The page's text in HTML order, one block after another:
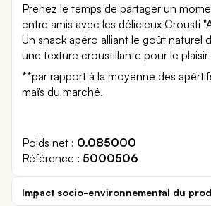
Prenez le temps de partager un
entre amis avec les délicieux Crousti
Un snack apéro alliant le goût naturel
une texture croustillante pour le plaisir
**par rapport à la moyenne des
maïs du marché.
Poids net
0.085000
Référence
5000506
Impact socio-environnemental du